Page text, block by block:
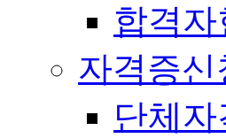
합격
자격증신
단체